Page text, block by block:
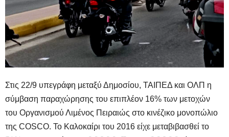
Στις 22/9 υπεγράφη μεταξύ Δημοσίου, ΤΑΙΠΕΔ και ΟΛΠ η
σύμβαση παραχώρησης του επιπλέον 16% των μετοχών
του Οργανισμού Λιμένος Πειραιώς στο κινέζικο μονοπώλιο
της COSCO. Το Καλοκαίρι του 2016 είχε μεταβιβασθεί το